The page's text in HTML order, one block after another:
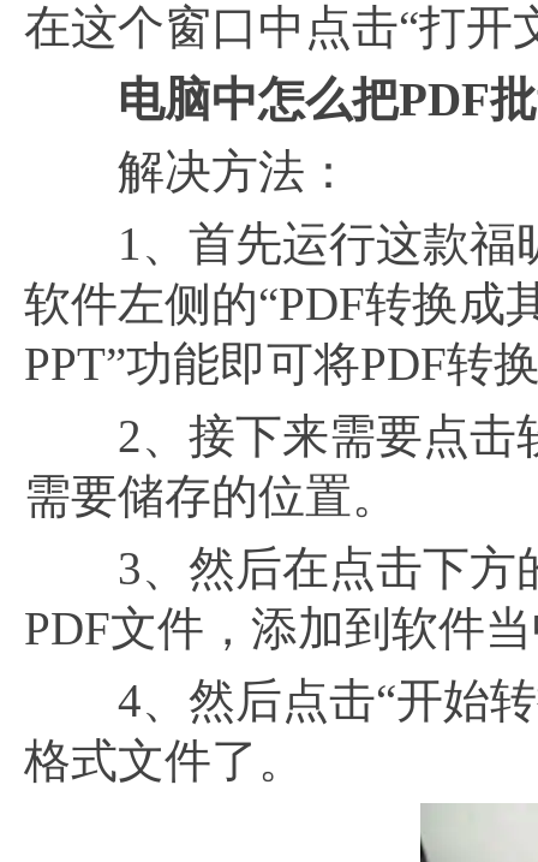
在这个窗口中点击“打开
电脑中怎么把PDF
解决方法：
1、首先运行这款福昕
软件左侧的“PDF转换成
PPT”功能即可将PDF转
2、接下来需要点击
需要储存的位置。
3、然后在点击下方的
PDF文件，添加到软件
4、然后点击“开始转
格式文件了。